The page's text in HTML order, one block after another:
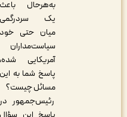
به‌هرحال باعث
یک سردرگمی
میان حتی خود
سیاست‌مداران
آمریکایی شده،
پاسخ شما به این
مسائل چیست؟
رئیس‌جمهور در